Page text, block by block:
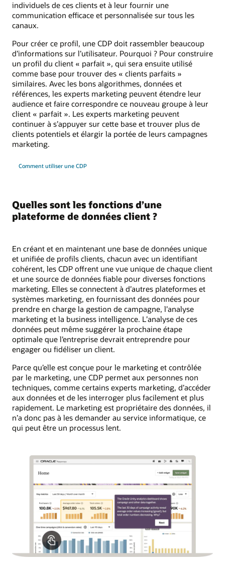
individuels de ces clients et à leur fournir une
communication efficace et personnalisée sur tous les
canaux.
Pour créer ce profil, une CDP doit rassembler beaucoup
d’informations sur l’utilisateur. Pourquoi ? Pour construire
un profil du client « parfait », qui sera ensuite utilisé
comme base pour trouver des « clients parfaits »
similaires. Avec les bons algorithmes, données et
références, les experts marketing peuvent étendre leur
audience et faire correspondre ce nouveau groupe à leur
client « parfait ». Les experts marketing peuvent
continuer à s’appuyer sur cette base et trouver plus de
clients potentiels et élargir la portée de leurs campagnes
marketing.
Comment utiliser une CDP
Quelles sont les fonctions d’une
plateforme de données client ?
En créant et en maintenant une base de données unique
et unifiée de profils clients, chacun avec un identifiant
cohérent, les CDP offrent une vue unique de chaque client
et une source de données fiable pour diverses fonctions
marketing. Elles se connectent à d’autres plateformes et
systèmes marketing, en fournissant des données pour
prendre en charge la gestion de campagne, l’analyse
marketing et la business intelligence. L’analyse de ces
données peut même suggérer la prochaine étape
optimale que l’entreprise devrait entreprendre pour
engager ou fidéliser un client.
Parce qu’elle est conçue pour le marketing et contrôlée
par le marketing, une CDP permet aux personnes non
techniques, comme certains experts marketing, d’accéder
aux données et de les interroger plus facilement et plus
rapidement. Le marketing est propriétaire des données, il
n’a donc pas à les demander au service informatique, ce
qui peut être un processus lent.